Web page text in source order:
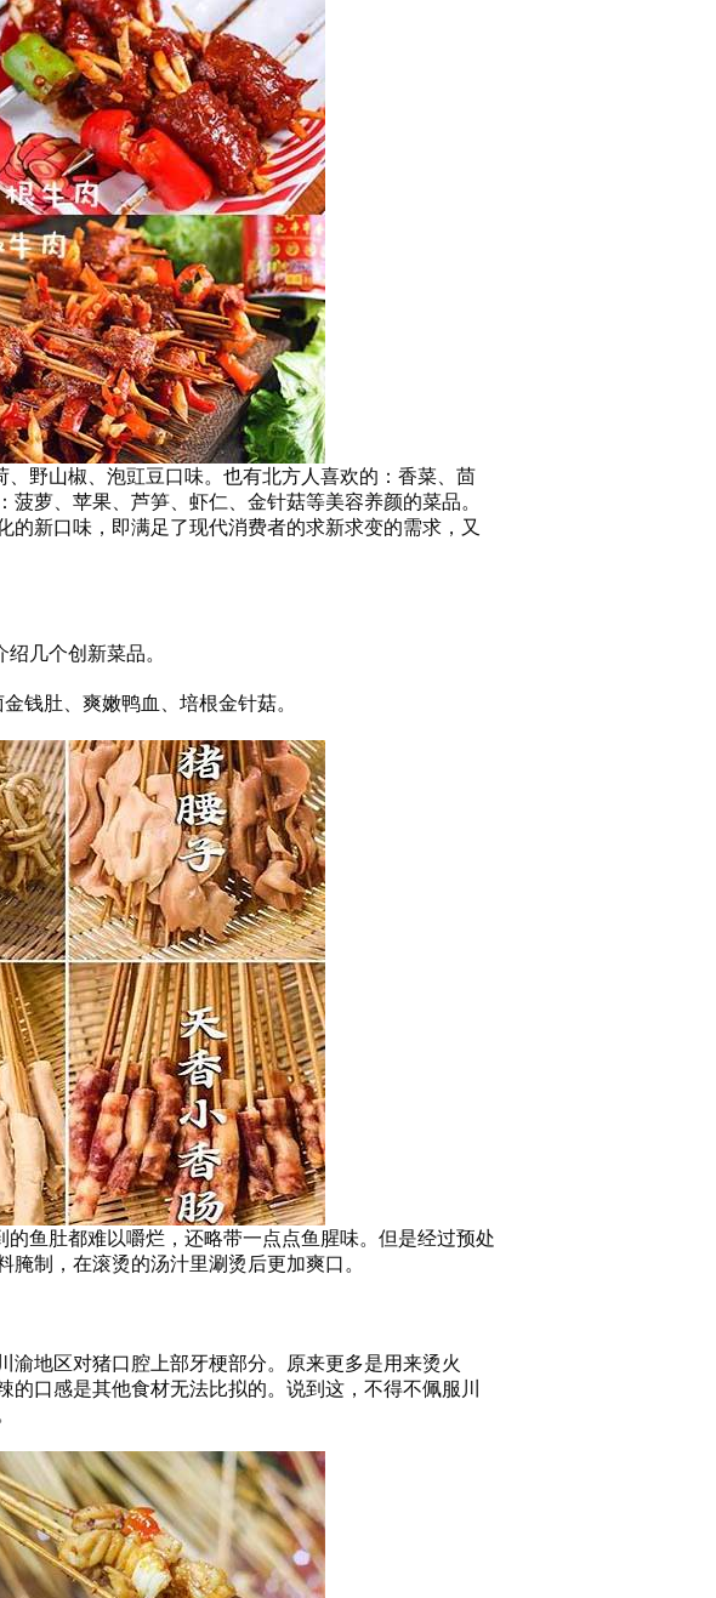
野山椒、泡豇豆口味。也有北方人喜欢的：香菜、茴
萝、苹果、芦笋、虾仁、金针菇等美容养颜的菜品。
新口味，即满足了现代消费者的求新求变的需求，又
几个创新菜品。
钱肚、爽嫩鸭血、培根金针菇。
鱼肚都难以嚼烂，还略带一点点鱼腥味。但是经过预处
制，在滚烫的汤汁里涮烫后更加爽口。
地区对猪口腔上部牙梗部分。原来更多是用来烫火
口感是其他食材无法比拟的。说到这，不得不佩服川